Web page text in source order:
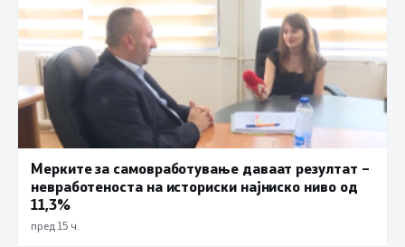
Мерките за самовработување даваат резултат –
невработеноста на историски најниско ниво од
11,3%
пред 15 ч.